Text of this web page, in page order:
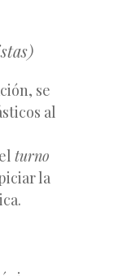
se
al
turno
la